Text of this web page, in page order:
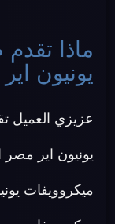
ماذا
يونيون
عزيزي العميل
يونيون اير
ميكروويفات